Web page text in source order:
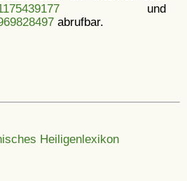
und
abrufbar.
Heiligenlexikon